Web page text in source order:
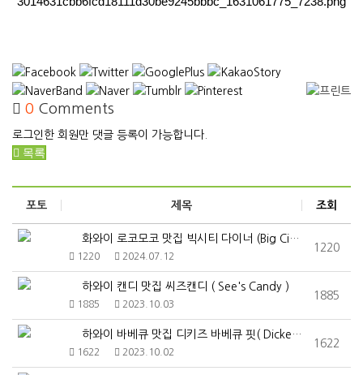
0 Comments
로그인한 회원만 댓글 등록이 가능합니다.
목록
포토 제목 조회
화와이 로코모코 맛집 빅시티 다이너 (Big City …
1220 2024.07.12
1220
하와이 캔디 맛집 씨즈캔디 ( See's Candy )
1885 2023.10.03
1885
하와이 바베큐 맛집 디키즈 바베큐 핏( Dickey's…
1622 2023.10.02
1622